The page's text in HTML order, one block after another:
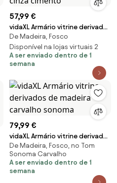
57,99 €
vidaXL Armário vitrine derivados
de madeira cinza cimento
De Madeira, Fosco
Disponível na lojas virtuais 2
A ser enviado dentro de 1
semana
79,99 €
vidaXL Armário vitrine derivados
de madeira carvalho sonoma
De Madeira, Fosco, no Tom
Sonoma Carvalho
A ser enviado dentro de 1
semana